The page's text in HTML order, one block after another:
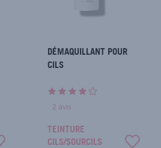
DÉMAQUILLANT POUR
CILS
2 avis
TEINTURE
CILS/SOURCILS